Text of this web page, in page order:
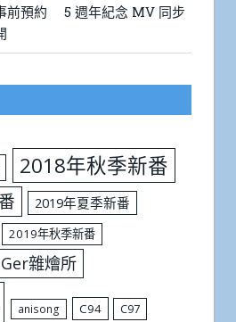
前預約 5 週年紀念 MV 同步
2018年秋季新番
2019年夏季新番
2019年秋季新番
雜燴所
anisong C94 C97